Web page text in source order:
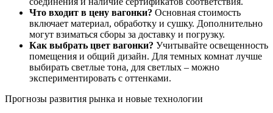
Что входит в цену вагонки? Основная стоимость
включает материал, обработку и сушку. Дополнительно
могут взиматься сборы за доставку и погрузку.
Как выбрать цвет вагонки? Учитывайте освещенность
помещения и общий дизайн. Для темных комнат лучше
выбирать светлые тона, для светлых – можно
экспериментировать с оттенками.
Прогнозы развития рынка и новые технологии